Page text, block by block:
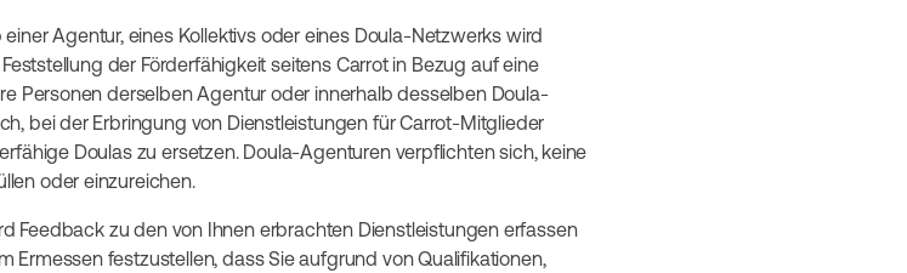
einer Agentur, eines Kollektivs oder eines Doula-Netzwerks wird
der Förderfähigkeit seitens Carrot in Bezug auf eine
Personen derselben Agentur oder innerhalb desselben Doula-
bei der Erbringung von Dienstleistungen für Carrot-Mitglieder
Doulas zu ersetzen. Doula-Agenturen verpflichten sich, keine
oder einzureichen.
Feedback zu den von Ihnen erbrachten Dienstleistungen erfassen
Ermessen festzustellen, dass Sie aufgrund von Qualifikationen,